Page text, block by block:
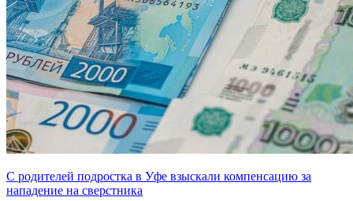
С родителей подростка в Уфе взыскали компенсацию за
нападение на сверстника